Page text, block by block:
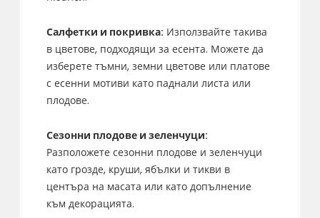
Салфетки и покривка: Използвайте такива
в цветове, подходящи за есента. Можете да
изберете тъмни, земни цветове или платове
с есенни мотиви като паднали листа или
плодове.
Сезонни плодове и зеленчуци:
Разположете сезонни плодове и зеленчуци
като грозде, круши, ябълки и тикви в
центъра на масата или като допълнение
към декорацията.